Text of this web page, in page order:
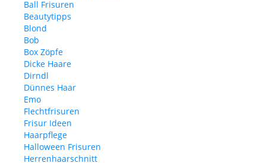
Ball Frisuren
Beautytipps
Blond
Bob
Box Zöpfe
Dicke Haare
Dirndl
Dünnes Haar
Emo
Flechtfrisuren
Frisur Ideen
Haarpflege
Halloween Frisuren
Herrenhaarschnitt